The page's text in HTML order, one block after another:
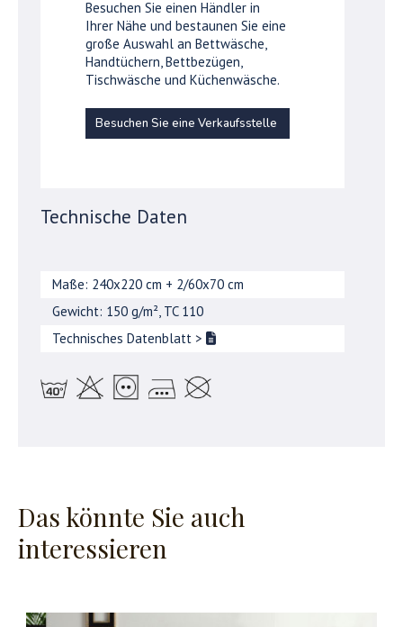
Besuchen Sie einen Händler in
Ihrer Nähe und bestaunen Sie eine
große Auswahl an Bettwäsche,
Handtüchern, Bettbezügen,
Tischwäsche und Küchenwäsche.
Besuchen Sie eine Verkaufsstelle
Technische Daten
Maße: 240x220 cm + 2/60x70 cm
Gewicht: 150 g/m², TC 110
Technisches Datenblatt >
Das könnte Sie auch
interessieren